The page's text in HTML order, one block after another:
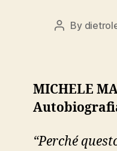
Post
By
MICHELE
“Perché